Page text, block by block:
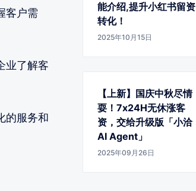
客户需
业了解客
的服务和
能介绍,提升小红书留资
转化！
2025年10月15日
【上新】国庆中秋尽情
耍！7x24H无休涨客
资，交给升级版「小洽
AI Agent」
2025年09月26日